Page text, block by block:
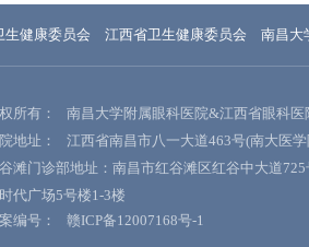
生健康委员会 江西省卫生健康委员会 南昌大
所有：
南昌大学附属眼科医院&江西省眼科医
地址：
江西省南昌市八一大道463号(南大医
滩门诊部地址：南昌市红谷滩区红谷中大道725
代广场5号楼1-3楼
编号：
赣ICP备12007168号-1